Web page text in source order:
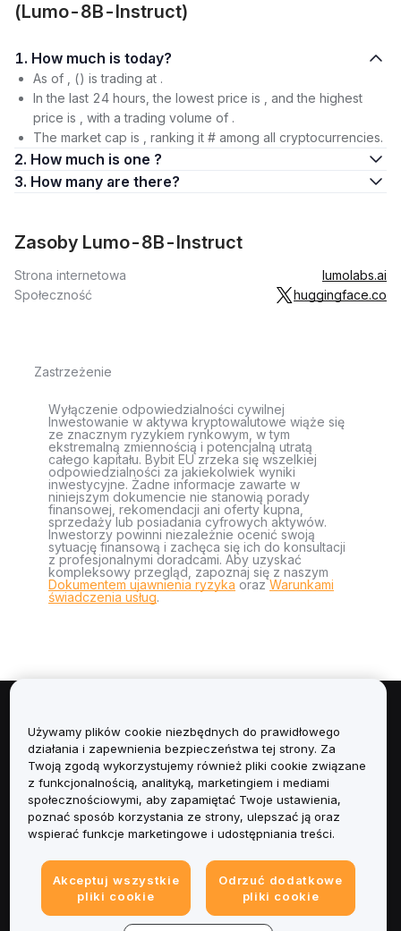
(Lumo-8B-Instruct)
1. How much is today?
As of , () is trading at .
In the last 24 hours, the lowest price is , and the highest
price is , with a trading volume of .
The market cap is , ranking it # among all cryptocurrencies.
2. How much is one ?
3. How many are there?
Zasoby Lumo-8B-Instruct
Strona internetowa
lumolabs.ai
Społeczność
huggingface.co
Zastrzeżenie
Wyłączenie odpowiedzialności cywilnej
Inwestowanie w aktywa kryptowalutowe wiąże się
ze znacznym ryzykiem rynkowym, w tym
ekstremalną zmiennością i potencjalną utratą
całego kapitału. Bybit EU zrzeka się wszelkiej
odpowiedzialności za jakiekolwiek wyniki
inwestycyjne. Żadne informacje zawarte w
niniejszym dokumencie nie stanowią porady
finansowej, rekomendacji ani oferty kupna,
sprzedaży lub posiadania cyfrowych aktywów.
Inwestorzy powinni niezależnie ocenić swoją
sytuację finansową i zachęca się ich do konsultacji
z profesjonalnymi doradcami. Aby uzyskać
kompleksowy przegląd, zapoznaj się z naszym
Dokumentem ujawnienia ryzyka orazWarunkami
świadczenia usług.
Informacje
Usługi
Obsługa Klienta
Informacje prawne
Używamy plików cookie niezbędnych do prawidłowego
działania i zapewnienia bezpieczeństwa tej strony. Za
Twoją zgodą wykorzystujemy również pliki cookie związane
z funkcjonalnością, analityką, marketingiem i mediami
społecznościowymi, aby zapamiętać Twoje ustawienia,
poznać sposób korzystania ze strony, ulepszać ją oraz
wspierać funkcje marketingowe i udostępniania treści.
Akceptuj wszystkie
pliki cookie
Odrzuć dodatkowe
pliki cookie